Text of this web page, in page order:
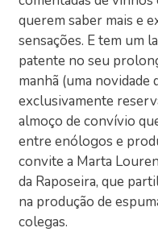
querem saber mais e
sensações. E tem um
patente no seu
manhã (uma novidade
exclusivamente
almoço de convívio
entre enólogos e
convite a Marta
da Raposeira, que
na produção de
colegas.